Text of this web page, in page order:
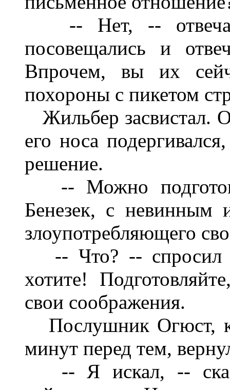
-- Нет, -- отвечал
посовещались и
Впрочем, вы их
похороны с пикетом
Жильбер засвистал.
его носа
решение.
-- Можно
Бенезек, с невинным
злоупотребляющего
-- Что? -- спросил
хотите!
свои соображения.
Послушник Огюст,
минут перед тем,
-- Я искал, --